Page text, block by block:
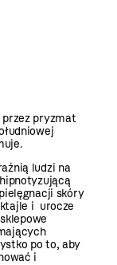
przez pryzmat
ludzi na
skóry
i urocze
po to, aby
i